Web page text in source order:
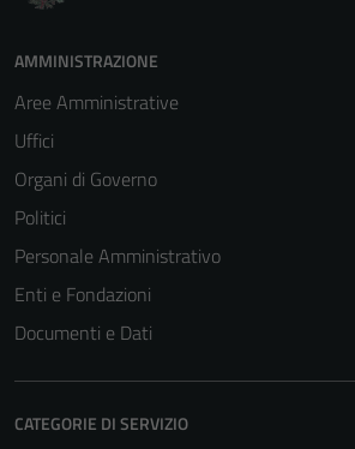
AMMINISTRAZIONE
Aree Amministrative
Uffici
Organi di Governo
Politici
Personale Amministrativo
Enti e Fondazioni
Documenti e Dati
CATEGORIE DI SERVIZIO